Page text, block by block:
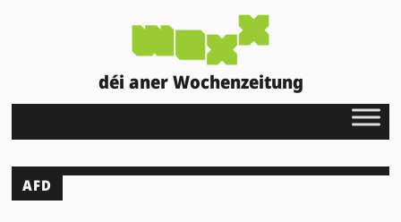
déi aner Wochenzeitung
AFD